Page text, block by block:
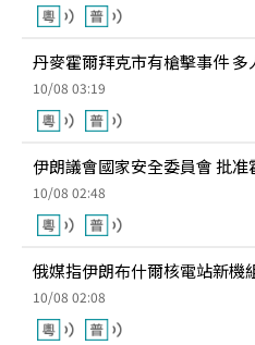
丹麥霍爾拜克市有槍擊事件 多
10/08 03:19
伊朗議會國家安全委員會 批
10/08 02:48
俄媒指伊朗布什爾核電站新機
10/08 02:08